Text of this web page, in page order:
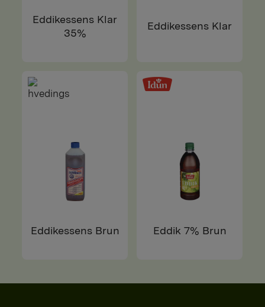
Eddikessens Klar
35%
Eddikessens Klar
Eddikessens Brun Eddik 7% Brun